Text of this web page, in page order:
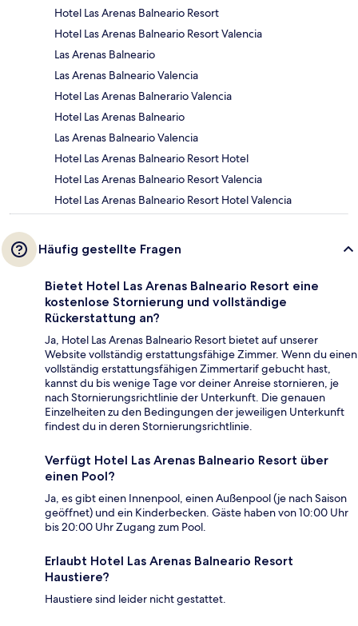
Hotel Las Arenas Balneario Resort
Hotel Las Arenas Balneario Resort Valencia
Las Arenas Balneario
Las Arenas Balneario Valencia
Hotel Las Arenas Balnerario Valencia
Hotel Las Arenas Balneario
Las Arenas Balneario Valencia
Hotel Las Arenas Balneario Resort Hotel
Hotel Las Arenas Balneario Resort Valencia
Hotel Las Arenas Balneario Resort Hotel Valencia
Häufig gestellte Fragen
Bietet Hotel Las Arenas Balneario Resort eine
kostenlose Stornierung und vollständige
Rückerstattung an?
Ja, Hotel Las Arenas Balneario Resort bietet auf unserer
Website vollständig erstattungsfähige Zimmer. Wenn du einen
vollständig erstattungsfähigen Zimmertarif gebucht hast,
kannst du bis wenige Tage vor deiner Anreise stornieren, je
nach Stornierungsrichtlinie der Unterkunft. Die genauen
Einzelheiten zu den Bedingungen der jeweiligen Unterkunft
findest du in deren Stornierungsrichtlinie.
Verfügt Hotel Las Arenas Balneario Resort über
einen Pool?
Ja, es gibt einen Innenpool, einen Außenpool (je nach Saison
geöffnet) und ein Kinderbecken. Gäste haben von 10:00 Uhr
bis 20:00 Uhr Zugang zum Pool.
Erlaubt Hotel Las Arenas Balneario Resort
Haustiere?
Haustiere sind leider nicht gestattet.